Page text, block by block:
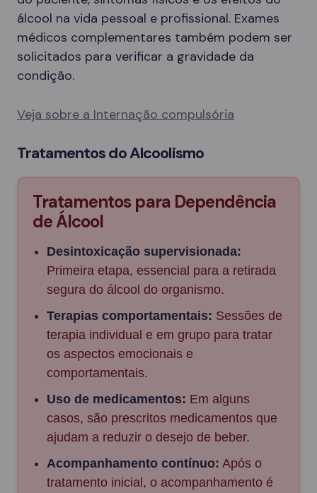
álcool na vida pessoal e profissional. Exames
médicos complementares também podem ser
solicitados para verificar a gravidade da
condição.
Veja sobre a Internação compulsória
Tratamentos do Alcoolismo
Tratamentos para Dependência
de Álcool
Desintoxicação supervisionada:
Primeira etapa, essencial para a retirada
segura do álcool do organismo.
Terapias comportamentais: Sessões de
terapia individual e em grupo para tratar
os aspectos emocionais e
comportamentais.
Uso de medicamentos: Em alguns
casos, são prescritos medicamentos que
ajudam a reduzir o desejo de beber.
Acompanhamento contínuo: Após o
tratamento inicial, o acompanhamento é